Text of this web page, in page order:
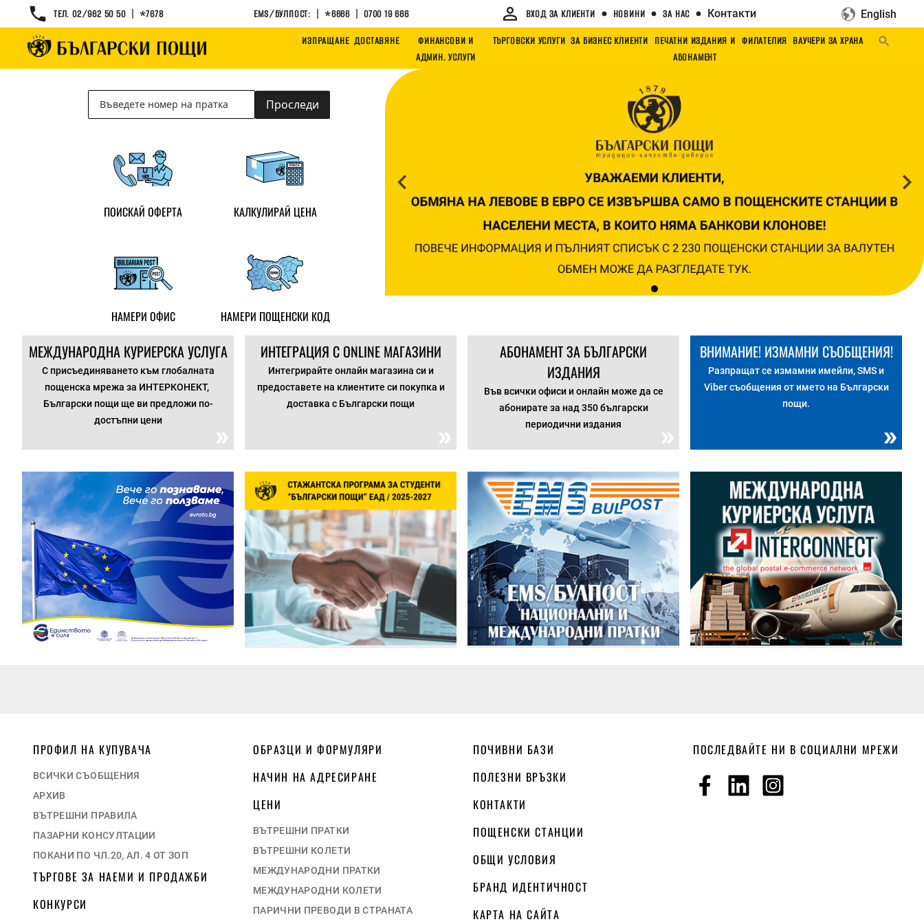
ТЕЛ. 02/962 50 50 | *7678 EMS/БУЛПОСТ: | *6666 | 0700 19 666 ВХОД ЗА КЛИЕНТИ НОВИНИ ЗА НАС Контакти English
ИЗПРАЩАНЕ ДОСТАВЯНЕ
ФИНАНСОВИ И
АДМИН. УСЛУГИ
ТЪРГОВСКИ УСЛУГИ ЗА БИЗНЕС КЛИЕНТИ ПЕЧАТНИ ИЗДАНИЯ И
АБОНАМЕНТ
ФИЛАТЕЛИЯ ВАУЧЕРИ ЗА ХРАНА
Търсене
пратка
Проследи
ПОИСКАЙ ОФЕРТА КАЛКУЛИРАЙ ЦЕНА
НАМЕРИ ОФИС НАМЕРИ ПОЩЕНСКИ КОД
Slide 1 of 1
МЕЖДУНАРОДНА КУРИЕРСКА УСЛУГА
С присъединяването към глобалната
пощенска мрежа за ИНТЕРКОНЕКТ,
Български пощи ще ви предложи по-
достъпни цени
ИНТЕГРАЦИЯ С ONLINE МАГАЗИНИ
Интегрирайте онлайн магазина си и
предоставете на клиентите си покупка и
доставка с Български пощи
АБОНАМЕНТ ЗА БЪЛГАРСКИ
ИЗДАНИЯ
Във всички офиси и онлайн може да се
абонирате за над 350 български
периодични издания
ВНИМАНИЕ! ИЗМАМНИ СЪОБЩЕНИЯ!
Разпращат се измамни имейли, SMS и
Viber съобщения от името на Български
пощи.
ПРОФИЛ НА КУПУВАЧА
ВСИЧКИ СЪОБЩЕНИЯ
АРХИВ
ВЪТРЕШНИ ПРАВИЛА
ПАЗАРНИ КОНСУЛТАЦИИ
ПОКАНИ ПО ЧЛ.20, АЛ. 4 ОТ ЗОП
ТЪРГОВЕ ЗА НАЕМИ И ПРОДАЖБИ
КОНКУРСИ
ОБРАЗЦИ И ФОРМУЛЯРИ
НАЧИН НА АДРЕСИРАНЕ
ЦЕНИ
ВЪТРЕШНИ ПРАТКИ
ВЪТРЕШНИ КОЛЕТИ
МЕЖДУНАРОДНИ ПРАТКИ
МЕЖДУНАРОДНИ КОЛЕТИ
ПАРИЧНИ ПРЕВОДИ В СТРАНАТА
ПОЧИВНИ БАЗИ
ПОЛЕЗНИ ВРЪЗКИ
КОНТАКТИ
ПОЩЕНСКИ СТАНЦИИ
ОБЩИ УСЛОВИЯ
БРАНД ИДЕНТИЧНОСТ
КАРТА НА САЙТА
ПОСЛЕДВАЙТЕ НИ В СОЦИАЛНИ МРЕЖИ